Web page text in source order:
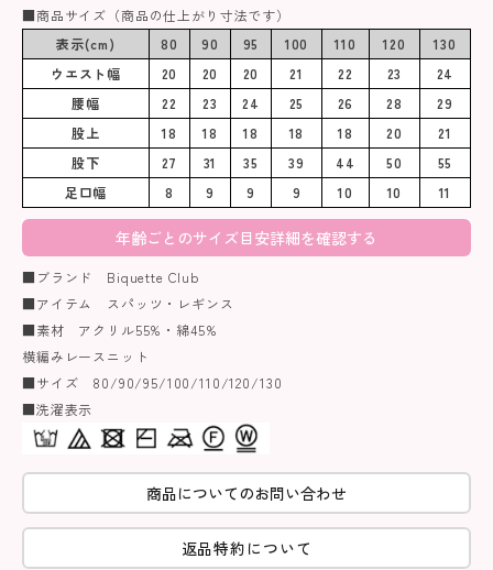
■商品サイズ（商品の仕上がり寸法です）
表示(cm)
80 90 95 100 110 120
130
ウエスト幅
20 20 20 21 22 23
24
腰幅
22 23 24 25 26 28
29
股上
18 18 18 18 18 20
21
股下
27 31 35 39 44 50
55
足口幅
8 9 9 9 10 10 11
年齢ごとのサイズ目安詳細を確認する
■ブランド Biquette Club
■アイテム スパッツ・レギンス
■素材 アクリル55%・綿45%
横編みレースニット
■サイズ 80/90/95/100/110/120/130
■洗濯表示
商品についてのお問い合わせ
返品特約について